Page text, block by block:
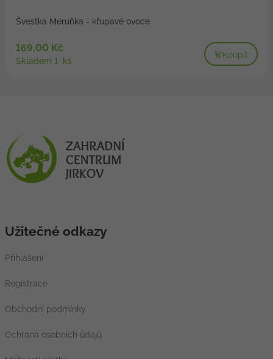
Švestka Meruňka - křupavé ovoce
169,00 Kč
Skladem 1 ks
Koupit
Užitečné odkazy
Přihlášení
Registrace
Obchodní podmínky
Ochrana osobních údajů